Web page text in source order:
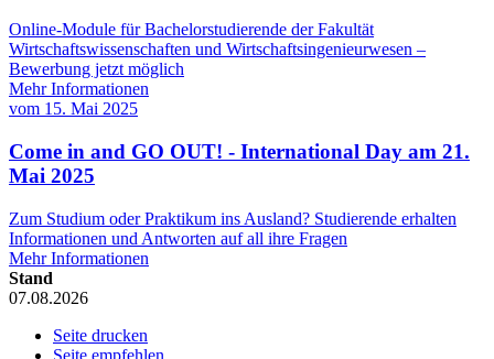
Online-Module für Bachelorstudierende der Fakultät
Wirtschaftswissenschaften und Wirtschaftsingenieurwesen –
Bewerbung jetzt möglich
Mehr Informationen
vom 15. Mai 2025
Come in and GO OUT! - International Day am 21.
Mai 2025
Zum Studium oder Praktikum ins Ausland? Studierende erhalten
Informationen und Antworten auf all ihre Fragen
Mehr Informationen
Stand
07.08.2026
Seite drucken
Seite empfehlen